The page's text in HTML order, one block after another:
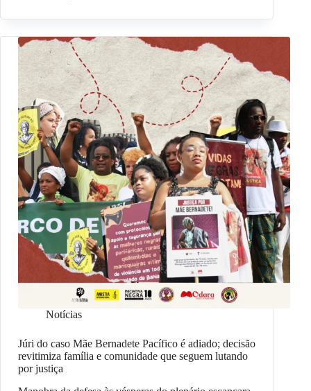
Notícias
Júri do caso Mãe Bernadete Pacífico é adiado; decisão
revitimiza família e comunidade que seguem lutando
por justiça